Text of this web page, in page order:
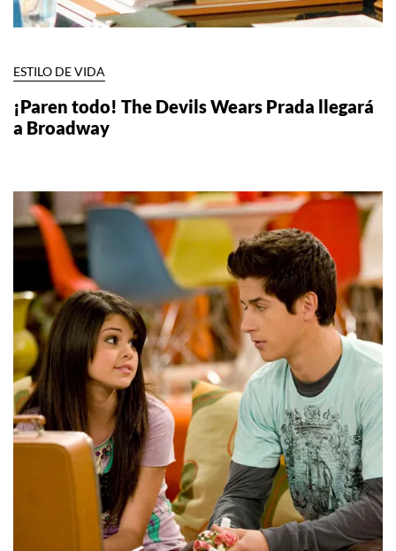
ESTILO DE VIDA
¡Paren todo! The Devils Wears Prada llegará
a Broadway